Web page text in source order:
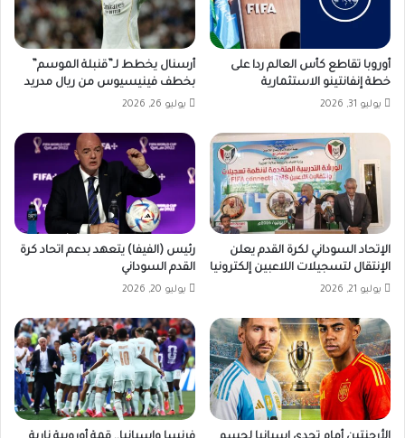
أوروبا تقاطع كأس العالم ردا على
خطة إنفانتينو الاستثمارية
يوليو 31, 2026
أرسنال يخطط لـ”قنبلة الموسم”
بخطف فينيسيوس من ريال مدريد
يوليو 26, 2026
الإتحاد السوداني لكرة القدم يعلن
الإنتقال لتسجيلات اللاعبين إلكترونيا
يوليو 21, 2026
رئيس (الفيفا) يتعهد بدعم اتحاد كرة
القدم السوداني
يوليو 20, 2026